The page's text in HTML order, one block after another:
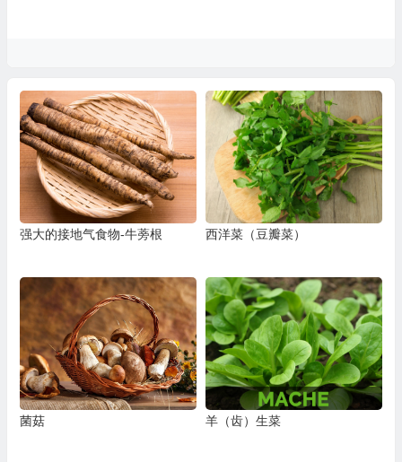
强大的接地气食物-牛蒡根 西洋菜（豆瓣菜）
菌菇 羊（齿）生菜